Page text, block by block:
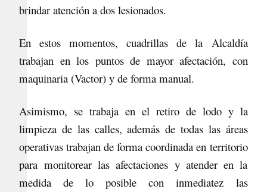
brindar atención a dos lesionados.
En estos momentos, cuadrillas de la Alcaldía
trabajan en los puntos de mayor afectación, con
maquinaria (Vactor) y de forma manual.
Asimismo, se trabaja en el retiro de lodo y la
limpieza de las calles, además de todas las áreas
operativas trabajan de forma coordinada en territorio
para monitorear las afectaciones y atender en la
medida de lo posible con inmediatez las